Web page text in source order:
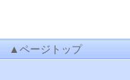
▲ページトップ